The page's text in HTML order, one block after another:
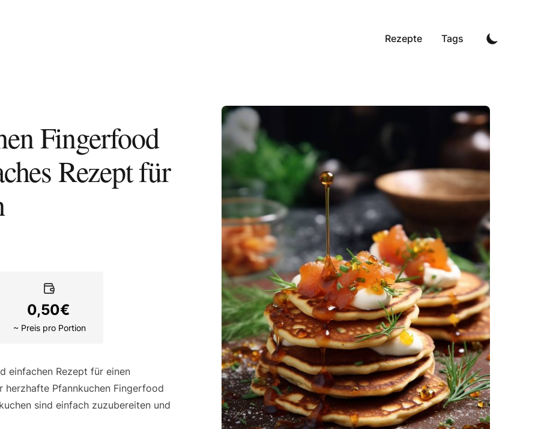
Rezepte Tags
Fingerfood
Rezept für
Herzhafte Pfannkuchen Fingerfood
0,50€
~ Preis pro Portion
einfachen Rezept für einen
herzhafte Pfannkuchen Fingerfood
sind einfach zuzubereiten und